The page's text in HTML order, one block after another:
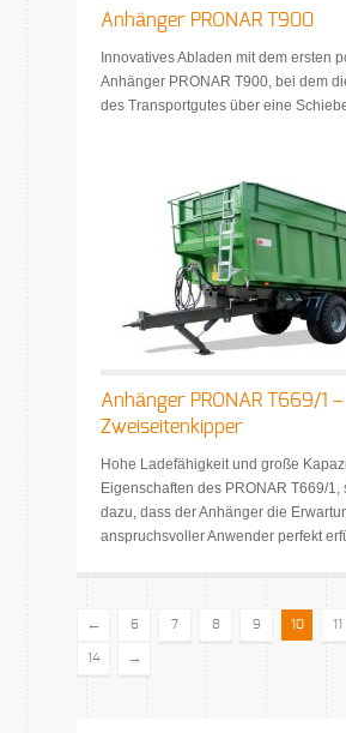
Anhänger PRONAR T900
Innovatives Abladen mit dem ersten
Anhänger PRONAR T900, bei dem
des Transportgutes über eine
Anhänger PRONAR T669/1 –
Zweiseitenkipper
Hohe Ladefähigkeit und große
Eigenschaften des PRONAR T669/1,
dazu, dass der Anhänger die
anspruchsvoller Anwender perfekt
← 6 7 8 9 10 11
14 →